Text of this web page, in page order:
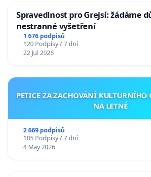
Spravedlnost pro Grejsí: žádáme
nestranné vyšetření
1 676 podpisů
120 Podpisy / 7 dní
22 Jul 2026
PETICE ZA ZACHOVÁNÍ KULTURNÍHO
NA LETNÉ
2 669 podpisů
105 Podpisy / 7 dní
4 May 2026